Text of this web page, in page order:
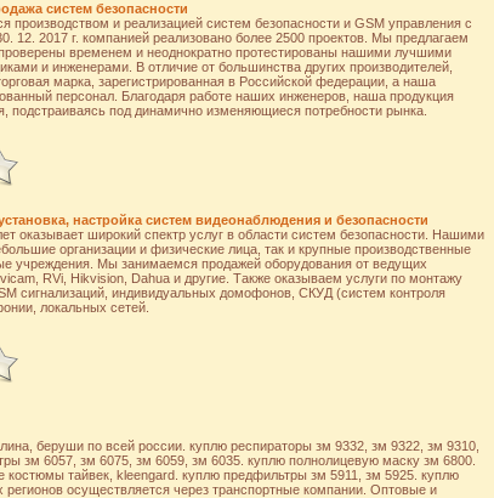
систем безопасности
производством и реализацией систем безопасности и GSM управления с
12. 2017 г. компанией реализовано более 2500 проектов. Мы предлагаем
временем и неоднократно протестированы нашими лучшими
и инженерами. В отличие от большинства других производителей,
марка, зарегистрированная в Российской федерации, а наша
персонал. Благодаря работе наших инженеров, наша продукция
подстраиваясь под динамично изменяющиеся потребности рынка.
настройка систем видеонаблюдения и безопасности
оказывает широкий спектр услуг в области систем безопасности. Нашими
организации и физические лица, так и крупные производственные
учреждения. Мы занимаемся продажей оборудования от ведущих
RVi, Hikvision, Dahua и другие. Также оказываем услуги по монтажу
сигнализаций, индивидуальных домофонов, СКУД (систем контроля
локальных сетей.
беруши по всей россии. куплю респираторы зм 9332, зм 9322, зм 9310,
зм 6057, зм 6075, зм 6059, зм 6035. куплю полнолицевую маску зм 6800.
тайвек, kleengard. куплю предфильтры зм 5911, зм 5925. куплю
осуществляется через транспортные компании. Оптовые и